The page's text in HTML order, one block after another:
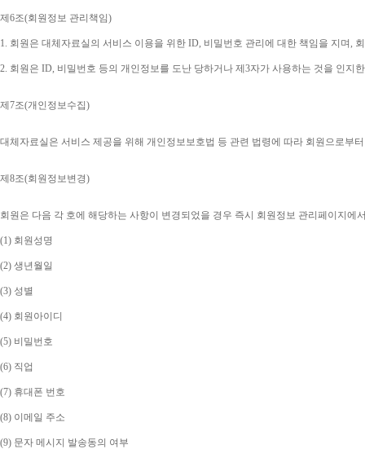
제 6조(회원정보 관리책임)
1. 회원은 대체자료실의 서비스 이용을 위한 ID, 비밀번호 관리에 대한 책임을 지며,
2. 회원은 ID, 비밀번호 등의 개인정보를 도난 당하거나 제 3자가 사용하는 것을 인지
제 7조(개인정보수집)
대체자료실은 서비스 제공을 위해 개인정보보호법 등 관련 법령에 따라 회원으로부
제 8조(회원정보변경)
회원은 다음 각 호에 해당하는 사항이 변경되었을 경우 즉시 회원정보 관리페이지에
(1) 회원성명
(2) 생년월일
(3) 성별
(4) 회원아이디
(5) 비밀번호
(6) 직업
(7) 휴대폰 번호
(8) 이메일 주소
(9) 문자 메시지 발송동의 여부